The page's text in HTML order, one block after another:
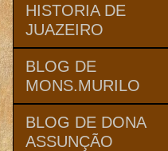
HISTORIA DE
JUAZEIRO
BLOG DE
MONS.MURILO
BLOG DE DONA
ASSUNÇÃO